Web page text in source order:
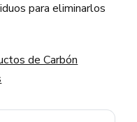
para eliminarlos
de Carbón